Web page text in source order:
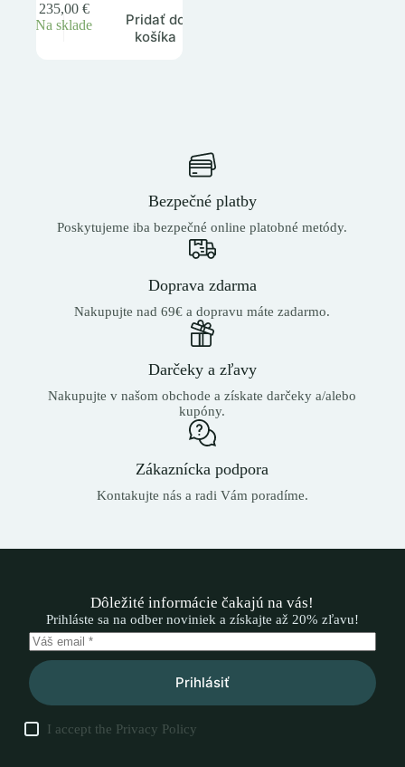
235,00 €
Na sklade
Pridať do
košíka
Bezpečné platby
Poskytujeme iba bezpečné online platobné metódy.
Doprava zdarma
Nakupujte nad 69€ a dopravu máte zadarmo.
Darčeky a zľavy
Nakupujte v našom obchode a získate darčeky a/alebo
kupóny.
Zákaznícka podpora
Kontakujte nás a radi Vám poradíme.
Dôležité informácie čakajú na vás!
Prihláste sa na odber noviniek a získajte až 20% zľavu!
Prihlásiť
I accept the Privacy Policy